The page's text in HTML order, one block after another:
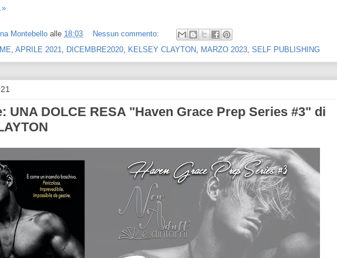
Montebello alle 18:03
Nessun commento:
APRILE 2021 DICEMBRE2020 KELSEY CLAYTON MARZO 2023 SELF PUBLISHING
UNA DOLCE RESA "Haven Grace Prep Series #3" di